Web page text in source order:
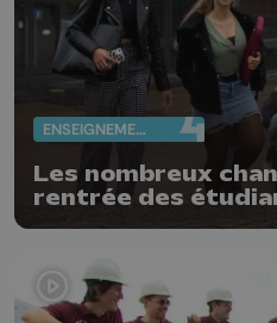
ENSEIGNEMENT
Les nombreux
rentrée des